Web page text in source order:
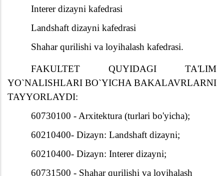
Interer dizayni kafedrasi
Landshaft dizayni kafedrasi
Shahar qurilishi va loyihalash kafedrasi.
FAKULTET QUYIDAGI TA'LIM
YO`NALISHLARI BO`YICHA BAKALAVRLARNI
TAYYORLAYDI:
60730100 - Arxitektura (turlari bo'yicha);
60210400- Dizayn: Landshaft dizayni;
60210400- Dizayn: Interer dizayni;
60731500 - Shahar qurilishi va loyihalash